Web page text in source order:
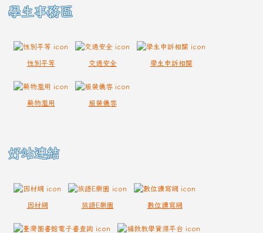
學生事務區
性別平等 交通安全 學生申訴相關
藥物濫用 服裝儀容
好站連結
因材網 族語E樂園 數位讀寫網